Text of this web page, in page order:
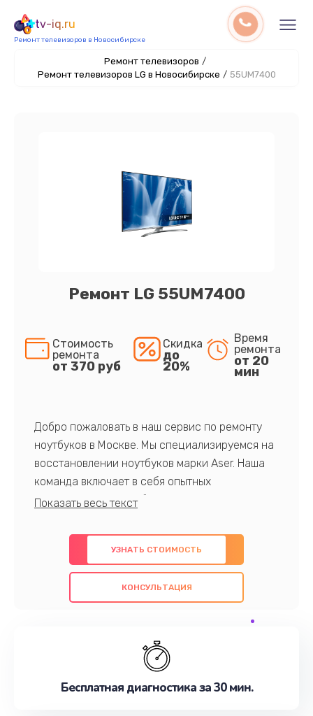
tv-iq.ru
Ремонт телевизоров в Новосибирске
Ремонт телевизоров /
Ремонт телевизоров LG в Новосибирске / 55UM7400
Ремонт LG 55UM7400
Стоимость
ремонта
от 370 руб
Скидка
до
20%
Время
ремонта
от 20
мин
Добро пожаловать в наш сервис по ремонту
ноутбуков в Москве. Мы специализируемся на
восстановлении ноутбуков марки Aser. Наша
команда включает в себя опытных
профессионалов с обширными знаниями и
предлагаем быстрый и качественный ремонт с
использованием оригинальных компонентов, а
также гарантируем качество всех
проведенных работ. Наша цель - предоставить
обслуживание, удовлетворяя их потребности
наилучшим образом. Не медлите записаться на
УЗНАТЬ СТОИМОСТЬ
КОНСУЛЬТАЦИЯ
Бесплатная диагностика за 30 мин.